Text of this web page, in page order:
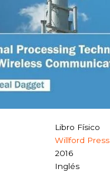
Libro Físico
Willford Press
2016
Inglés